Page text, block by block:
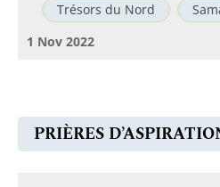
Trésors du Nord
1 Nov 2022
PRIÈRES